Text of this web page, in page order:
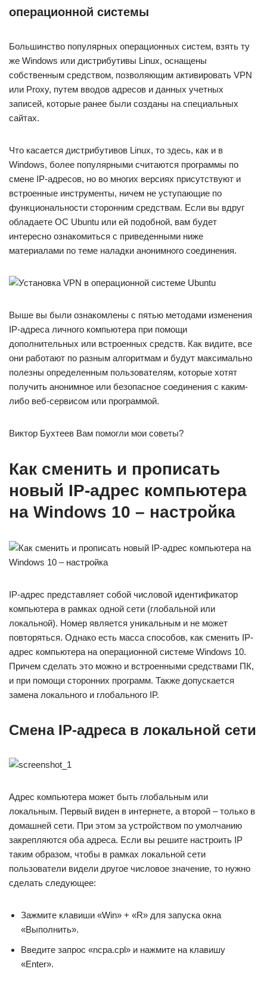
операционной системы
Большинство популярных операционных систем, взять ту
же Windows или дистрибутивы Linux, оснащены
собственным средством, позволяющим активировать VPN
или Proxy, путем вводов адресов и данных учетных
записей, которые ранее были созданы на специальных
сайтах.
Что касается дистрибутивов Linux, то здесь, как и в
Windows, более популярными считаются программы по
смене IP-адресов, но во многих версиях присутствуют и
встроенные инструменты, ничем не уступающие по
функциональности сторонним средствам. Если вы вдруг
обладаете ОС Ubuntu или ей подобной, вам будет
интересно ознакомиться с приведенными ниже
материалами по теме наладки анонимного соединения.
Выше вы были ознакомлены с пятью методами изменения
IP-адреса личного компьютера при помощи
дополнительных или встроенных средств. Как видите, все
они работают по разным алгоритмам и будут максимально
полезны определенным пользователям, которые хотят
получить анонимное или безопасное соединения с каким-
либо веб-сервисом или программой.
Виктор Бухтеев Вам помогли мои советы?
Как сменить и прописать
новый IP-адрес компьютера
на Windows 10 – настройка
IP-адрес представляет собой числовой идентификатор
компьютера в рамках одной сети (глобальной или
локальной). Номер является уникальным и не может
повторяться. Однако есть масса способов, как сменить IP-
адрес компьютера на операционной системе Windows 10.
Причем сделать это можно и встроенными средствами ПК,
и при помощи сторонних программ. Также допускается
замена локального и глобального IP.
Смена IP-адреса в локальной сети
Адрес компьютера может быть глобальным или
локальным. Первый виден в интернете, а второй – только в
домашней сети. При этом за устройством по умолчанию
закрепляются оба адреса. Если вы решите настроить IP
таким образом, чтобы в рамках локальной сети
пользователи видели другое числовое значение, то нужно
сделать следующее:
Зажмите клавиши «Win» + «R» для запуска окна
«Выполнить».
Введите запрос «ncpa.cpl» и нажмите на клавишу
«Enter».